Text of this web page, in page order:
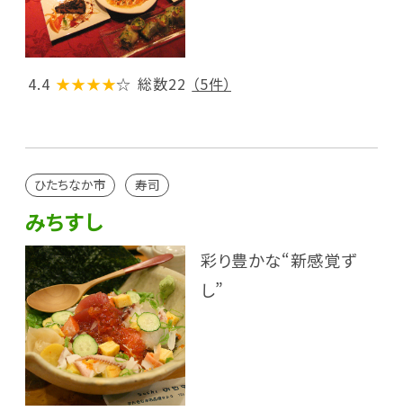
4.4 ★★★★☆ 総数22 （5件）
ひたちなか市 寿司
みちすし
彩り豊かな“新感覚ず
し”